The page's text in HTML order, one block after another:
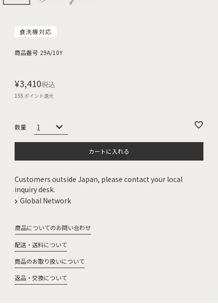
食洗機対応
商品番号 29A/10Y
¥3,410税込
155ポイント還元
カートに入れる
Customers outside Japan, please contact your local
inquiry desk.
Global Network
商品についてのお問い合わせ
配送・送料について
商品のお取り扱いについて
返品・交換について